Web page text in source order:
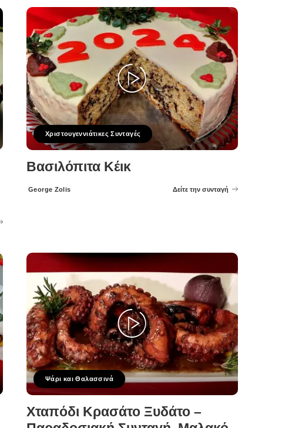
Χριστουγεννιάτικες Συνταγές
Βασιλόπιτα Κέικ
Posted
George Zolis Δείτε την συνταγή
Ψάρι και Θαλασσινά
Χταπόδι Κρασάτο Ξυδάτο –